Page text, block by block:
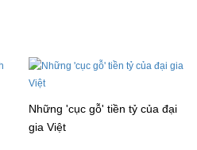
Những 'cục gỗ' tiền tỷ của đại
gia Việt